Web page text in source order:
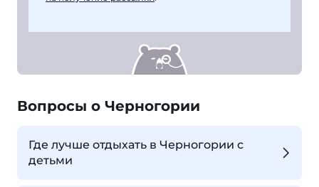
Вопросы о Черногории
Где лучше отдыхать в Черногории с
детьми